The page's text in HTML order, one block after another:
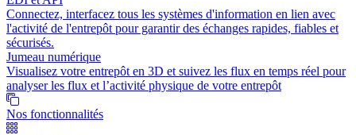
Connectez, interfacez tous les systèmes d'information en lien avec
l'activité de l'entrepôt pour garantir des échanges rapides, fiables et
sécurisés.
Jumeau numérique
Visualisez votre entrepôt en 3D et suivez les flux en temps réel pour
analyser les flux et l’activité physique de votre entrepôt
Nos fonctionnalités